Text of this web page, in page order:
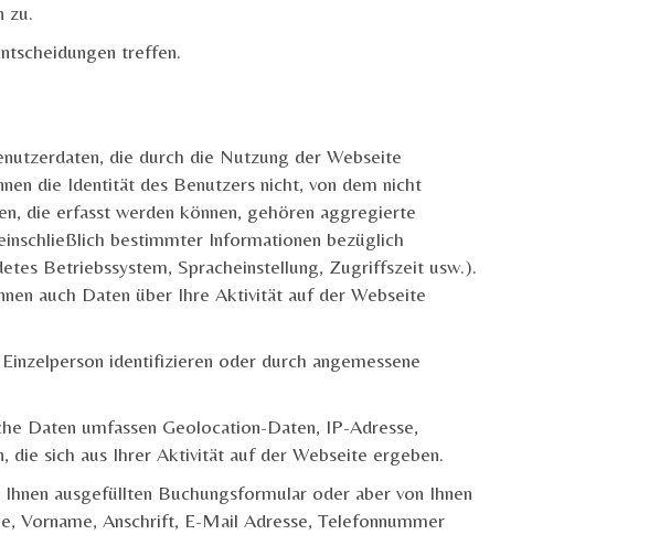
zu.
treffen.
die durch die Nutzung der Webseite
die Identität des Benutzers nicht, von dem nicht
die erfasst werden können, gehören aggregierte
bestimmter Informationen bezüglich
Betriebssystem, Spracheinstellung, Zugriffszeit usw.).
auch Daten über Ihre Aktivität auf der Webseite
identifizieren oder durch angemessene
Daten umfassen Geolocation-Daten, IP-Adresse,
die sich aus Ihrer Aktivität auf der Webseite ergeben.
ausgefüllten Buchungsformular oder aber von Ihnen
Vorname, Anschrift, E-Mail Adresse, Telefonnummer